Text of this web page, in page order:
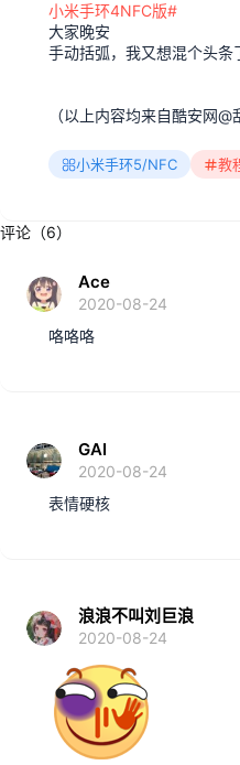
小米手环4NFC版#
大家晚安
手动括弧，我又想混个头条
（以上内容均来自酷安网@
小米手环5/NFC 教
评论（6）
Ace
2020-08-24
咯咯咯
GAI
2020-08-24
表情硬核
浪浪不叫刘巨浪
2020-08-24